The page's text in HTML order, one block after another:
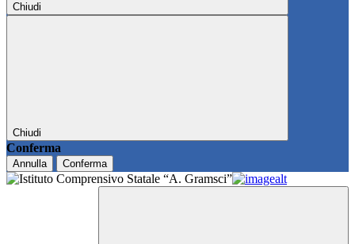
Chiudi
Chiudi
Conferma
Annulla Conferma